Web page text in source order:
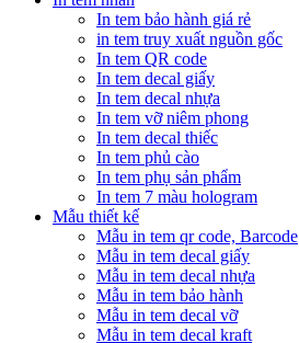
In tem bảo hành giá rẻ
in tem truy xuất nguồn gốc
In tem QR code
In tem decal giấy
In tem decal nhựa
In tem vỡ niêm phong
In tem decal thiếc
In tem phủ cào
In tem phụ sản phẩm
In tem 7 màu hologram
Mẫu thiết kế
Mẫu in tem qr code, Barcode
Mẫu in tem decal giấy
Mẫu in tem decal nhựa
Mẫu in tem bảo hành
Mẫu in tem decal vỡ
Mẫu in tem decal kraft